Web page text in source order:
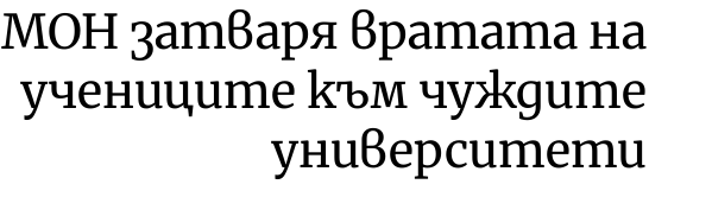
МОН затваря вратата на
учениците към чуждите
университети